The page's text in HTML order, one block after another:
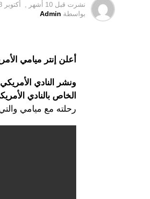
نشرت قبل 10 أشهر ,
أكتوبر 23, 2025
بواسطة Admin
أعلن إنتر ميامي
ونشر النادي
الخاص بالنادي
رحلته مع ميامي والتي بدأت عام 2023، حيث خاض معه ثلاثاً